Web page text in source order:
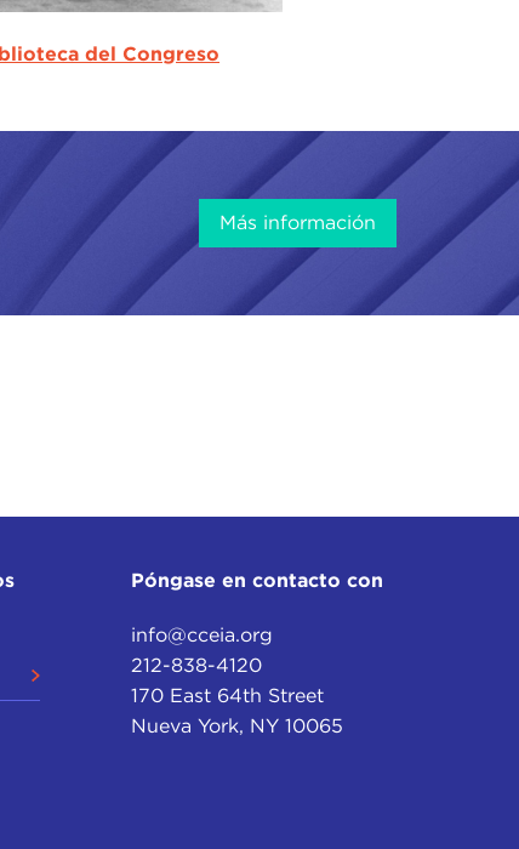
del Congreso
Más información
Póngase en contacto con
info@cceia.org
212-838-4120
170 East 64th Street
Nueva York, NY 10065